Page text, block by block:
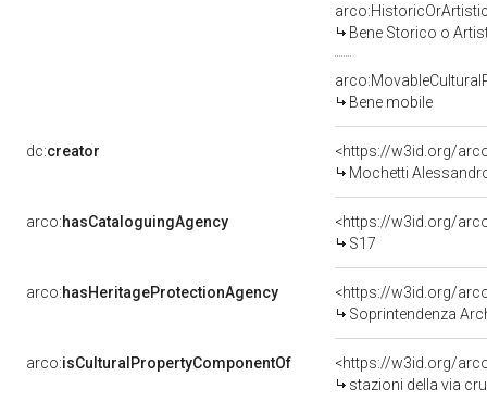
Bene Storico o
Bene mobile
dc:creator
<https://w3id.org/
Mochetti
arco:hasCataloguingAgency
<https://w3id.org/
S17
arco:hasHeritageProtectionAgency
<https://w3id.org/
Soprintendenza
arco:isCulturalPropertyComponentOf
<https://w3id.org/
stazioni della via